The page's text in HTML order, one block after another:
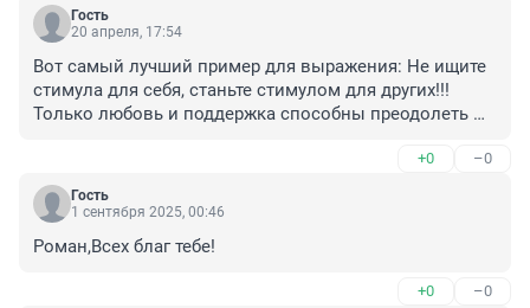
Гость
20 апреля, 17:54
Вот самый лучший пример для выражения: Не ищите
стимула для себя, станьте стимулом для других!!!
Только любовь и поддержка способны преодолеть
+0 –0
Гость
1 сентября 2025, 00:46
Роман,Всех благ тебе!
+0 –0